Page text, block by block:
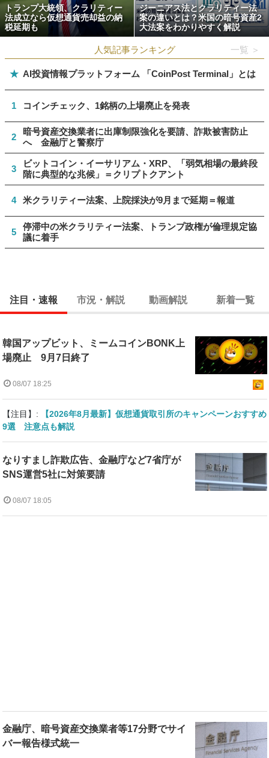
トランプ大統領、クラリティー
法成立なら仮想通貨売却益の納
税延期も
ジーニアス法とクラリティー法
案の違いとは？米国の暗号資産2
大法案をわかりやすく解説
人気記事ランキング 一覧 ＞
★ AI投資情報プラットフォーム 「CoinPost Terminal」とは
1 コインチェック、1銘柄の上場廃止を発表
2
暗号資産交換業者に出庫制限強化を要請、詐欺被害防止
へ 金融庁と警察庁
3
ビットコイン・イーサリアム・XRP、「弱気相場の最終段
階に典型的な兆候」＝クリプトクアント
4 米クラリティー法案、上院採決が9月まで延期＝報道
5
停滞中の米クラリティー法案、トランプ政権が倫理規定協
議に着手
注目・速報 市況・解説 動画解説 新着一覧
韓国アップビット、ミームコインBONK上
場廃止 9月7日終了
08/07 18:25
【注目】:
【2026年8月最新】仮想通貨取引所のキャンペーンおすすめ
9選 注意点も解説
なりすまし詐欺広告、金融庁など7省庁が
SNS運営5社に対策要請
08/07 18:05
金融庁、暗号資産交換業者等17分野でサイ
バー報告様式統一